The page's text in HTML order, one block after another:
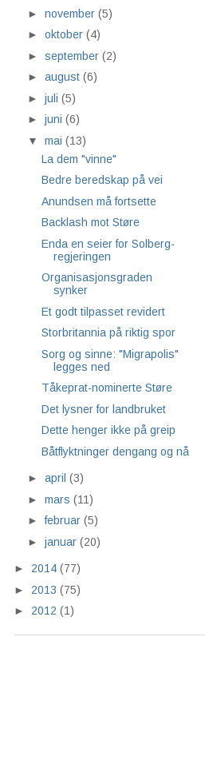
► november (5)
► oktober (4)
► september (2)
► august (6)
► juli (5)
► juni (6)
▼ mai (13)
La dem "vinne"
Bedre beredskap på vei
Anundsen må fortsette
Backlash mot Støre
Enda en seier for Solberg-
regjeringen
Organisasjonsgraden
synker
Et godt tilpasset revidert
Storbritannia på riktig spor
Sorg og sinne: "Migrapolis"
legges ned
Tåkeprat-nominerte Støre
Det lysner for landbruket
Dette henger ikke på greip
Båtflyktninger dengang og nå
► april (3)
► mars (11)
►februar (5)
► januar (20)
► 2014 (77)
► 2013 (75)
► 2012 (1)